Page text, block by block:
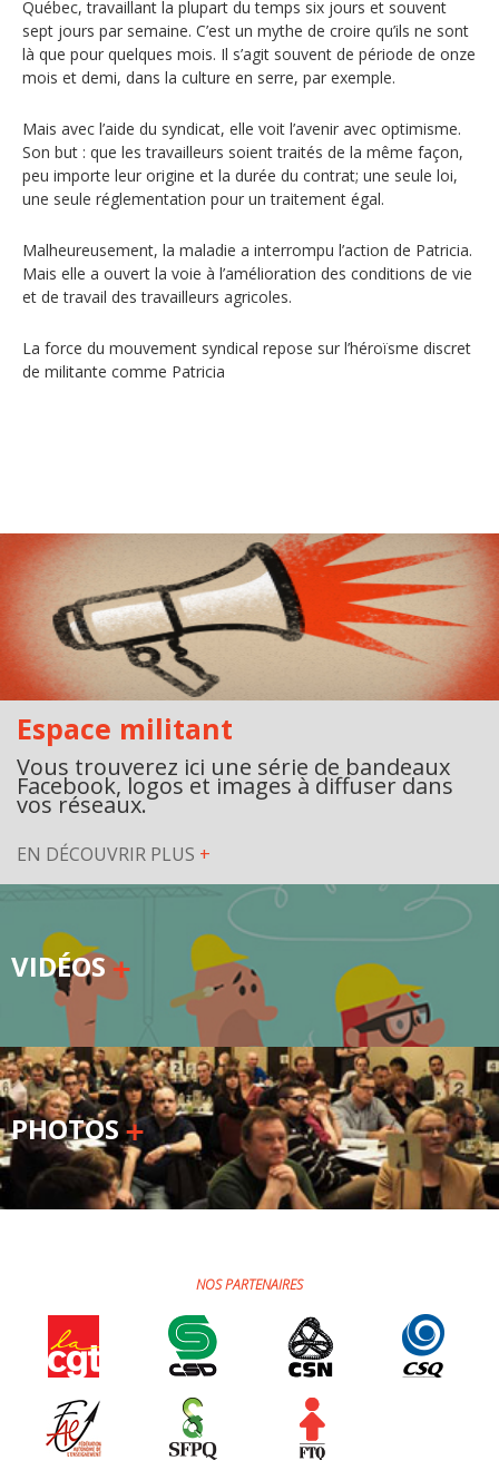
Québec, travaillant la plupart du temps six jours et souvent
sept jours par semaine. C’est un mythe de croire qu’ils ne sont
là que pour quelques mois. Il s’agit souvent de période de onze
mois et demi, dans la culture en serre, par exemple.
Mais avec l’aide du syndicat, elle voit l’avenir avec optimisme.
Son but : que les travailleurs soient traités de la même façon,
peu importe leur origine et la durée du contrat; une seule loi,
une seule réglementation pour un traitement égal.
Malheureusement, la maladie a interrompu l’action de Patricia.
Mais elle a ouvert la voie à l’amélioration des conditions de vie
et de travail des travailleurs agricoles.
La force du mouvement syndical repose sur l’héroïsme discret
de militante comme Patricia
Espace militant
Vous trouverez ici une série de bandeaux
Facebook, logos et images à diffuser dans
vos réseaux.
EN DÉCOUVRIR PLUS +
VIDÉOS
PHOTOS
NOS PARTENAIRES